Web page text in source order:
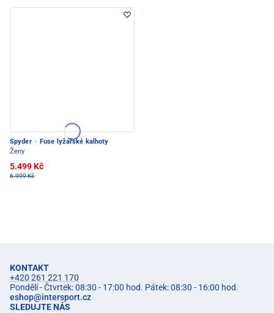
Spyder · Fuse lyžařské kalhoty
Ženy
5.499 Kč
6.999 Kč
KONTAKT
+420 261 221 170
Pondělí - Čtvrtek: 08:30 - 17:00 hod. Pátek: 08:30 - 16:00 hod.
eshop@intersport.cz
SLEDUJTE NÁS